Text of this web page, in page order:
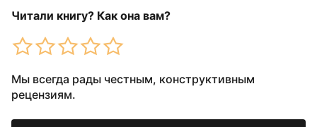
Читали книгу? Как она вам?
Мы всегда рады честным, конструктивным
рецензиям.